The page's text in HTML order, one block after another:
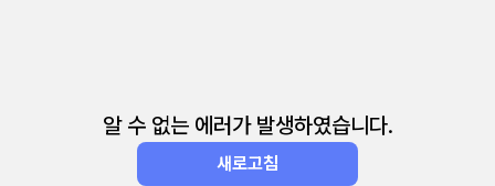
알 수 없는 에러가 발생하였습니다.
새로고침